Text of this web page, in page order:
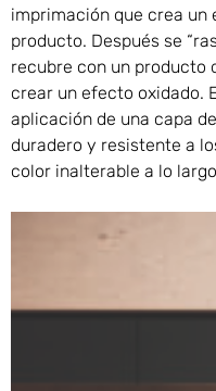
imprimación que crea un
producto. Después se
recubre con un producto
crear un efecto oxidado.
aplicación de una capa
duradero y resistente a
color inalterable a lo